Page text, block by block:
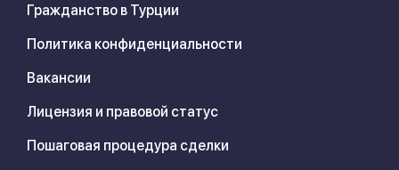
Гражданство в Турции
Политика конфиденциальности
Вакансии
Лицензия и правовой статус
Пошаговая процедура сделки